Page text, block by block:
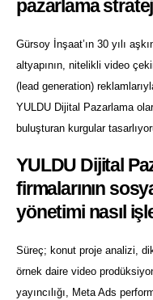
pazarlama
Gürsoy İnşaat’ın 30 yılı
altyapının, nitelikli video
(lead generation)
YULDU Dijital Pazarlama
buluşturan kurgular
YULDU Dijital
firmalarının
yönetimi nasıl
Süreç; konut proje analizi,
örnek daire video
yayıncılığı, Meta Ads